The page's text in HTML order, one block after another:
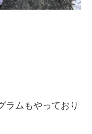
ラムもやっており